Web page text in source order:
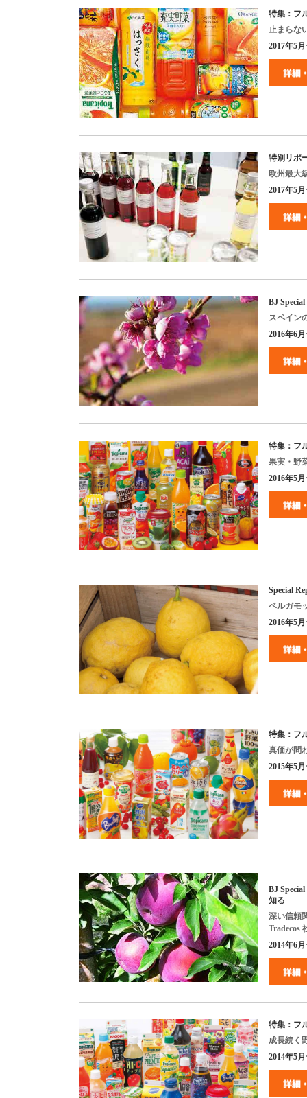
特集：フ
止まらな
2017年5月
特別リポ
欧州最大
2017年5月
BJ Special
スペイン
2016年6月
特集：フ
果実・野
2016年5月
Special
ベルガモ
2016年5月
特集：フ
真価が問
2015年5月
BJ Special
知る
深い信頼
Tradecos
2014年6月
特集：フ
成長続く
2014年5月